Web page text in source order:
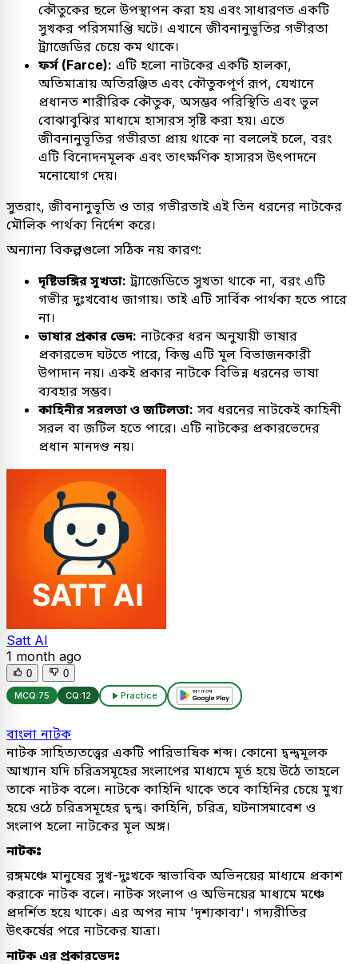
কৌতুকের ছলে উপস্থাপন করা হয় এবং সাধারণত একটি
সুখকর পরিসমাপ্তি ঘটে। এখানে জীবনানুভূতির গভীরতা
ট্র্যাজেডির চেয়ে কম থাকে।
ফর্স (Farce): এটি হলো নাটকের একটি হালকা,
অতিমাত্রায় অতিরঞ্জিত এবং কৌতুকপূর্ণ রূপ, যেখানে
প্রধানত শারীরিক কৌতুক, অসম্ভব পরিস্থিতি এবং ভুল
বোঝাবুঝির মাধ্যমে হাস্যরস সৃষ্টি করা হয়। এতে
জীবনানুভূতির গভীরতা প্রায় থাকে না বললেই চলে, বরং
এটি বিনোদনমূলক এবং তাৎক্ষণিক হাস্যরস উৎপাদনে
মনোযোগ দেয়।
সুতরাং, জীবনানুভূতি ও তার গভীরতাই এই তিন ধরনের নাটকের
মৌলিক পার্থক্য নির্দেশ করে।
অন্যান্য বিকল্পগুলো সঠিক নয় কারণ:
দৃষ্টিভঙ্গির সুখতা: ট্র্যাজেডিতে সুখতা থাকে না, বরং এটি
গভীর দুঃখবোধ জাগায়। তাই এটি সার্বিক পার্থক্য হতে পারে
না।
ভাষার প্রকার ভেদ: নাটকের ধরন অনুযায়ী ভাষার
প্রকারভেদ ঘটতে পারে, কিন্তু এটি মূল বিভাজনকারী
উপাদান নয়। একই প্রকার নাটকে বিভিন্ন ধরনের ভাষা
ব্যবহার সম্ভব।
কাহিনীর সরলতা ও জটিলতা: সব ধরনের নাটকেই কাহিনী
সরল বা জটিল হতে পারে। এটি নাটকের প্রকারভেদের
প্রধান মানদণ্ড নয়।
Satt AI
1 month ago
0 0
MCQ:75 CQ:12 Practice
বাংলা নাটক
নাটক সাহিত্যতত্ত্বের একটি পারিভাষিক শব্দ। কোনো দ্বন্দ্বমূলক
আখ্যান যদি চরিত্রসমূহের সংলাপের মাধ্যমে মূর্ত হয়ে উঠে তাহলে
তাকে নাটক বলে। নাটকে কাহিনি থাকে তবে কাহিনির চেয়ে মুখ্য
হয়ে ওঠে চরিত্রসমূহের দ্বন্দ্ব। কাহিনি, চরিত্র, ঘটনাসমাবেশ ও
সংলাপ হলো নাটকের মূল অঙ্গ।
নাটকঃ
রঙ্গমঞ্চে মানুষের সুখ-দুঃখকে স্বাভাবিক অভিনয়ের মাধ্যমে প্রকাশ
করাকে নাটক বলে। নাটক সংলাপ ও অভিনয়ের মাধ্যমে মঞ্চে
প্রদর্শিত হয়ে থাকে। এর অপর নাম 'দৃশ্যকাব্য'। গদ্যরীতির
উৎকর্ষের পরে নাটকের যাত্রা।
নাটক এর প্রকারভেদঃ